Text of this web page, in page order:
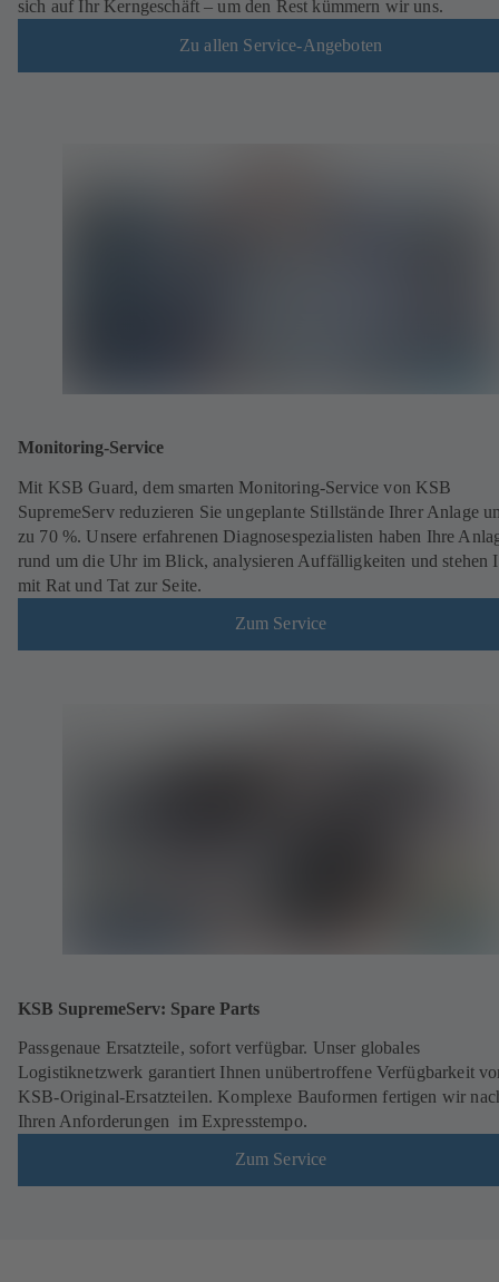
sich auf Ihr Kerngeschäft – um den Rest kümmern wir uns.
Zu allen Service-Angeboten
Monitoring-Service
Mit KSB Guard, dem smarten Monitoring-Service von KSB
SupremeServ reduzieren Sie ungeplante Stillstände Ihrer Anlage
zu 70 %. Unsere erfahrenen Diagnosespezialisten haben Ihre
rund um die Uhr im Blick, analysieren Auffälligkeiten und stehen
mit Rat und Tat zur Seite.
Zum Service
KSB SupremeServ: Spare Parts
Passgenaue Ersatzteile, sofort verfügbar. Unser globales
Logistiknetzwerk garantiert Ihnen unübertroffene Verfügbarkeit
KSB-Original-Ersatzteilen. Komplexe Bauformen fertigen wir
Ihren Anforderungen im Expresstempo.
Zum Service